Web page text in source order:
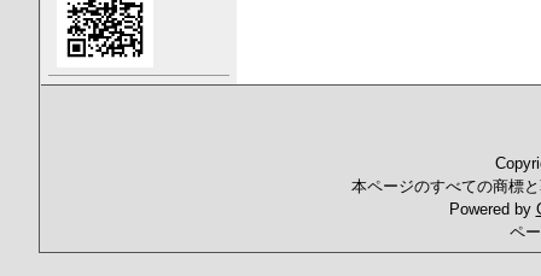
本ページのすべての商標
Powered by
ペ